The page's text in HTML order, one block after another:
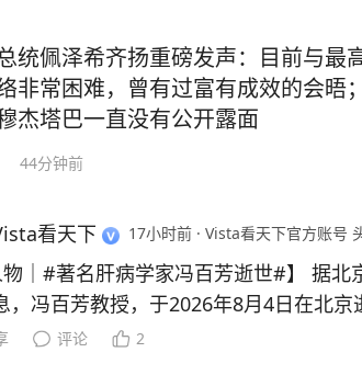
统佩泽希齐扬重磅发声：目前与最
非常困难，曾有过富有成效的会晤
杰塔巴一直没有公开露面
44分钟前
看天下 17小时前 · Vista看天下官方账号 头条精
物｜#著名肝病学家冯百芳逝世#】 据北
，冯百芳教授，于2026年8月4日在北京
评论 2